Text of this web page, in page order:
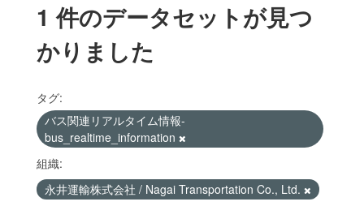
1 件のデータセットが見つ
かりました
タグ:
バス関連リアルタイム情報-
bus_realtime_information
組織:
永井運輸株式会社 / Nagai Transportation Co., Ltd.